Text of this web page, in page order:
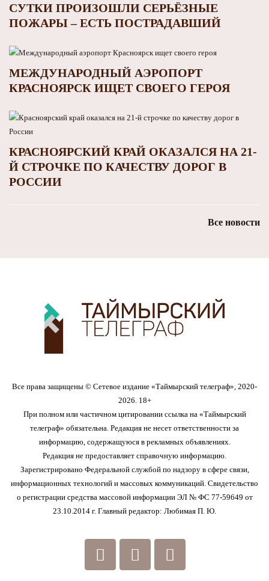
СУТКИ ПРОИЗОШЛИ СЕРЬЁЗНЫЕ
ПОЖАРЫ – ЕСТЬ ПОСТРАДАВШИЙ
МЕЖДУНАРОДНЫЙ АЭРОПОРТ
КРАСНОЯРСК ИЩЕТ СВОЕГО ГЕРОЯ
КРАСНОЯРСКИЙ КРАЙ ОКАЗАЛСЯ НА 21-
Й СТРОЧКЕ ПО КАЧЕСТВУ ДОРОГ В
РОССИИ
Все новости
Все права защищены © Сетевое издание «Таймырский телеграф», 2020-
2026. 18+
При полном или частичном цитировании ссылка на «Таймырский
телеграф» обязательна. Редакция не несет ответственности за
информацию, содержащуюся в рекламных объявлениях.
Редакция не предоставляет справочную информацию.
Зарегистрировано Федеральной службой по надзору в сфере связи,
информационных технологий и массовых коммуникаций. Свидетельство
о регистрации средства массовой информации ЭЛ № ФС 77-59649 от
23.10.2014 г. Главный редактор: Любимая П. Ю.